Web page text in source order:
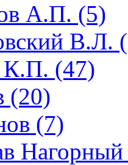
А.П. (5)
В.Л.
К.П. (47)
(20)
(7)